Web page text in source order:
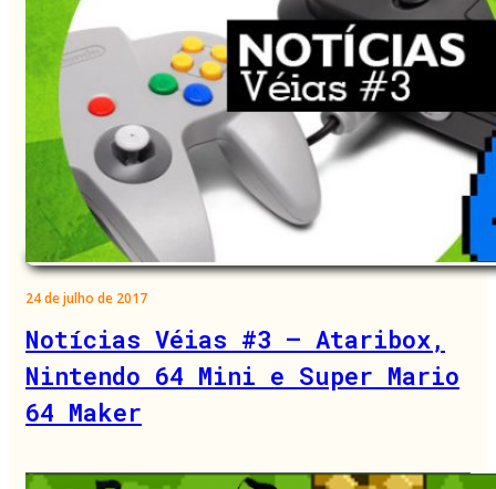
24 de julho de 2017
Notícias Véias #3 – Ataribox,
Nintendo 64 Mini e Super Mario
64 Maker